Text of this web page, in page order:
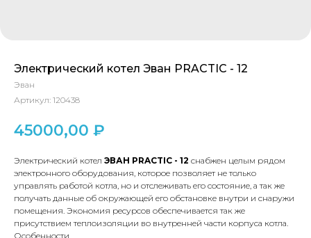
Электрический котел Эван PRACTIC - 12
Эван
Артикул: 120438
45000,00 ₽
Электрический котел ЭВАН PRACTIC - 12 снабжен целым рядом
электронного оборудования, которое позволяет не только
управлять работой котла, но и отслеживать его состояние, а так же
получать данные об окружающей его обстановке внутри и снаружи
помещения. Экономия ресурсов обеспечивается так же
присутствием теплоизоляции во внутренней части корпуса котла.
Особенности